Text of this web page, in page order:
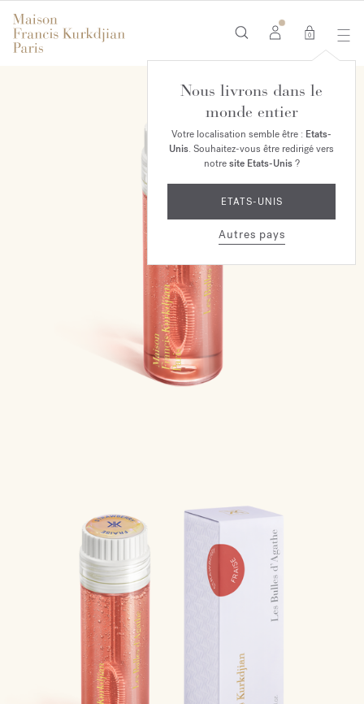
0
Nous livrons dans le
monde entier
Votre localisation semble être : Etats-
Unis. Souhaitez-vous être redirigé vers
notresite Etats-Unis?
ETATS-UNIS
Autres pays